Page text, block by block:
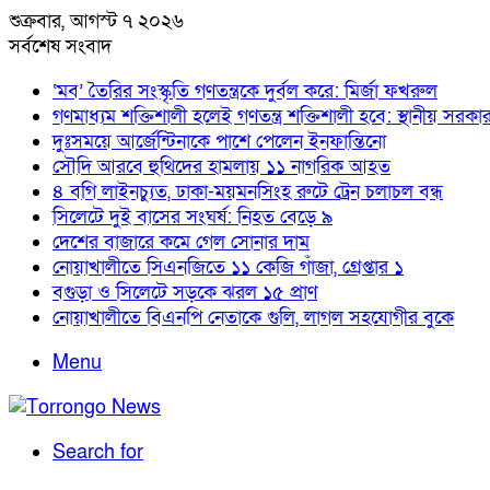
শুক্রবার, আগস্ট ৭ ২০২৬
সর্বশেষ সংবাদ
‘মব’ তৈরির সংস্কৃতি গণতন্ত্রকে দুর্বল করে: মির্জা ফখরুল
গণমাধ্যম শক্তিশালী হলেই গণতন্ত্র শক্তিশালী হবে: স্থানীয় সরকার
দুঃসময়ে আর্জেন্টিনাকে পাশে পেলেন ইনফান্তিনো
সৌদি আরবে হুথিদের হামলায় ১১ নাগরিক আহত
৪ বগি লাইনচ্যুত, ঢাকা-ময়মনসিংহ রুটে ট্রেন চলাচল বন্ধ
সিলেটে দুই বাসের সংঘর্ষ: নিহত বেড়ে ৯
দেশের বাজারে কমে গেল সোনার দাম
নোয়াখালীতে সিএনজিতে ১১ কেজি গাঁজা, গ্রেপ্তার ১
বগুড়া ও সিলেটে সড়কে ঝরল ১৫ প্রাণ
নোয়াখালীতে বিএনপি নেতাকে গুলি, লাগল সহযোগীর বুকে
Menu
Search for